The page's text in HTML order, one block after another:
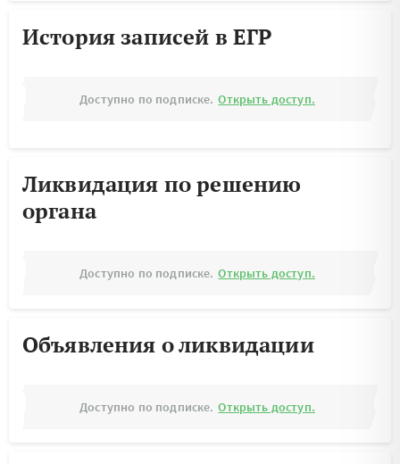
История записей в ЕГР
Доступно по подписке. Открыть доступ.
Ликвидация по решению
органа
Доступно по подписке. Открыть доступ.
Объявления о ликвидации
Доступно по подписке. Открыть доступ.